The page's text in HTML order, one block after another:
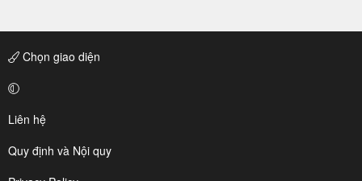
Chọn giao diện
Liên hệ
Quy định và Nội quy